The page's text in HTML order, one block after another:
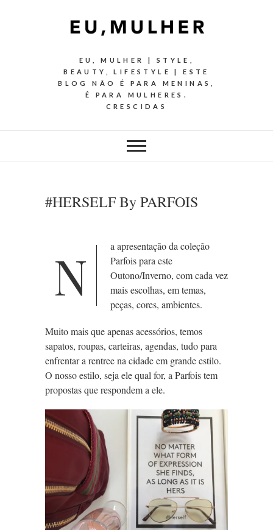
EU, MULHER | STYLE,
BEAUTY, LIFESTYLE | ESTE
BLOG NÃO É PARA MENINAS,
É PARA MULHERES.
CRESCIDAS
#HERSELF By PARFOIS
N
a apresentação da coleção
Parfois para este
Outono/Inverno, com cada vez
mais escolhas, em temas,
peças, cores, ambientes.
Muito mais que apenas acessórios, temos
sapatos, roupas, carteiras, agendas, tudo para
enfrentar a rentree na cidade em grande estilo.
O nosso estilo, seja ele qual for, a Parfois tem
propostas que respondem a ele.